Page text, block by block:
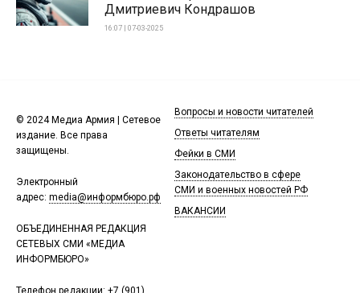
Дмитриевич Кондрашов
16:07 | 07-03-2025
© 2024 Медиа Армия | Сетевое
издание. Все права
защищены.
Электронный
адрес: media@информбюро.рф
ОБЪЕДИНЕННАЯ РЕДАКЦИЯ
СЕТЕВЫХ СМИ «МЕДИА
ИНФОРМБЮРО»
Телефон редакции: +7 (901)
Вопросы и новости читателей
Ответы читателям
Фейки в СМИ
Законодательство в сфере
СМИ и военных новостей РФ
ВАКАНСИИ